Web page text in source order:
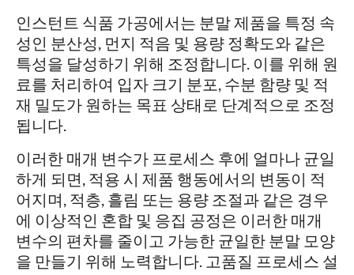
인스턴트 식품 가공에서는 분말 제품을 특정 속
성인 분산성, 먼지 적음 및 용량 정확도와 같은
특성을 달성하기 위해 조정합니다. 이를 위해 원
료를 처리하여 입자 크기 분포, 수분 함량 및 적
재 밀도가 원하는 목표 상태로 단계적으로 조정
됩니다.
이러한 매개 변수가 프로세스 후에 얼마나 균일
하게 되면, 적용 시 제품 행동에서의 변동이 적
어지며, 적층, 흘림 또는 용량 조절과 같은 경우
에 이상적인 혼합 및 응집 공정은 이러한 매개
변수의 편차를 줄이고 가능한 균일한 분말 모양
을 만들기 위해 노력합니다. 고품질 프로세스 설